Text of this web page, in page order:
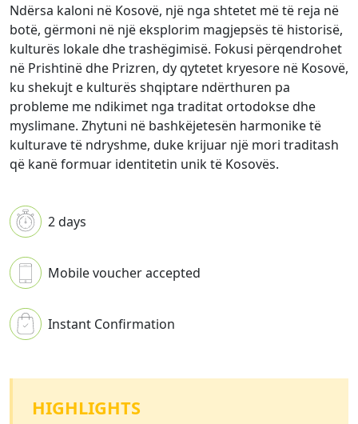
Ndërsa kaloni në Kosovë, një nga shtetet më të reja në
botë, gërmoni në një eksplorim magjepsës të historisë,
kulturës lokale dhe trashëgimisë. Fokusi përqendrohet
në Prishtinë dhe Prizren, dy qytetet kryesore në Kosovë,
ku shekujt e kulturës shqiptare ndërthuren pa
probleme me ndikimet nga traditat ortodokse dhe
myslimane. Zhytuni në bashkëjetesën harmonike të
kulturave të ndryshme, duke krijuar një mori traditash
që kanë formuar identitetin unik të Kosovës.
2 days
Mobile voucher accepted
Instant Confirmation
HIGHLIGHTS